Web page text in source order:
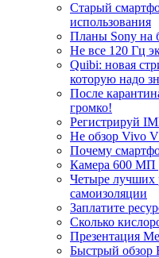
Старый
использования
Планы Sony на
Не все 120 Гц
Quibi: новая
которую надо
После
громко!
Регистрируй
Не обзор Vivo
Почему
Камера 600 МП
Четыре лучших
самоизоляции
Заплатите
Сколько
Презентация
Быстрый обзор